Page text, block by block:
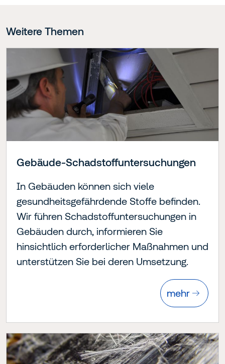
Weitere Themen
Gebäude-Schad­stoff­unter­suchungen
In Gebäuden können sich viele
gesundheitsgefährdende Stoffe befinden.
Wir führen Schadstoffuntersuchungen in
Gebäuden durch, informieren Sie
hinsichtlich erforderlicher Maßnahmen und
unterstützen Sie bei deren Umsetzung.
mehr